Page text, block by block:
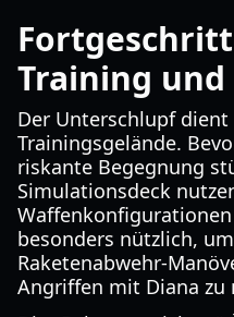
Training
Der Unterschlupf dient
Trainingsgelände.
riskante Begegnung
Simulationsdeck
besonders nützlich,
Raketenabwehr-
Angriffen mit Diana zu